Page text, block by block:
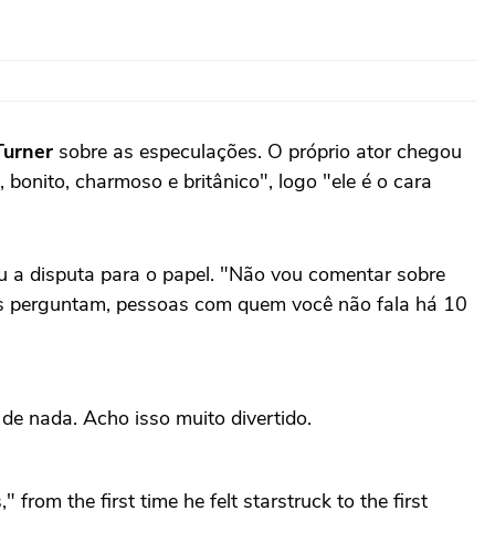
sobre as especulações. O próprio ator chegou
charmoso e britânico", logo "ele é o cara
a disputa para o papel. "Não vou comentar sobre
perguntam, pessoas com quem você não fala há 10
nada. Acho isso muito divertido.
from the first time he felt starstruck to the first